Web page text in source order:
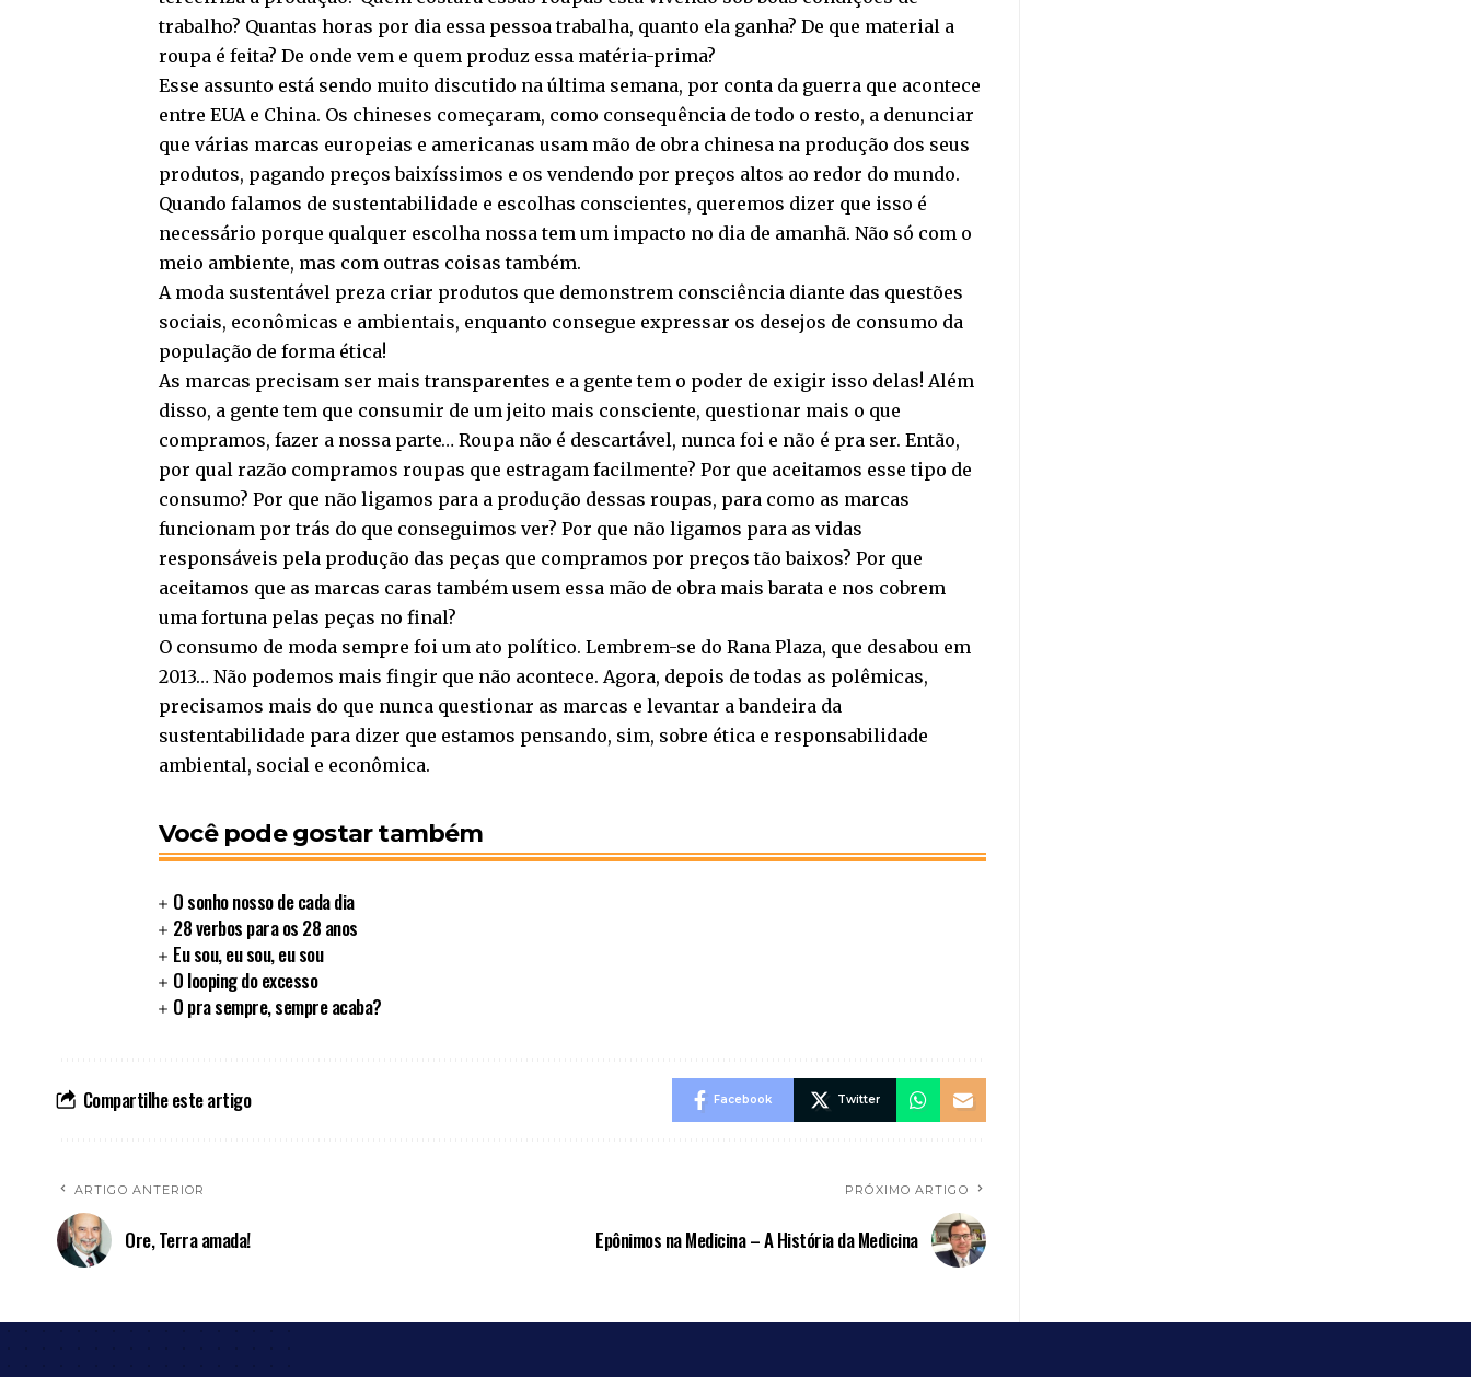
trabalho? Quantas horas por dia essa pessoa trabalha, quanto ela ganha? De que material a
roupa é feita? De onde vem e quem produz essa matéria-prima?
Esse assunto está sendo muito discutido na última semana, por conta da guerra que acontece
entre EUA e China. Os chineses começaram, como consequência de todo o resto, a denunciar
que várias marcas europeias e americanas usam mão de obra chinesa na produção dos seus
produtos, pagando preços baixíssimos e os vendendo por preços altos ao redor do mundo.
Quando falamos de sustentabilidade e escolhas conscientes, queremos dizer que isso é
necessário porque qualquer escolha nossa tem um impacto no dia de amanhã. Não só com o
meio ambiente, mas com outras coisas também.
A moda sustentável preza criar produtos que demonstrem consciência diante das questões
sociais, econômicas e ambientais, enquanto consegue expressar os desejos de consumo da
população de forma ética!
As marcas precisam ser mais transparentes e a gente tem o poder de exigir isso delas! Além
disso, a gente tem que consumir de um jeito mais consciente, questionar mais o que
compramos, fazer a nossa parte… Roupa não é descartável, nunca foi e não é pra ser. Então,
por qual razão compramos roupas que estragam facilmente? Por que aceitamos esse tipo de
consumo? Por que não ligamos para a produção dessas roupas, para como as marcas
funcionam por trás do que conseguimos ver? Por que não ligamos para as vidas
responsáveis pela produção das peças que compramos por preços tão baixos? Por que
aceitamos que as marcas caras também usem essa mão de obra mais barata e nos cobrem
uma fortuna pelas peças no final?
O consumo de moda sempre foi um ato político. Lembrem-se do Rana Plaza, que desabou em
2013… Não podemos mais fingir que não acontece. Agora, depois de todas as polêmicas,
precisamos mais do que nunca questionar as marcas e levantar a bandeira da
sustentabilidade para dizer que estamos pensando, sim, sobre ética e responsabilidade
ambiental, social e econômica.
Você pode gostar também
O sonho nosso de cada dia
28 verbos para os 28 anos
Eu sou, eu sou, eu sou
O looping do excesso
O pra sempre, sempre acaba?
Compartilhe este artigo Facebook Twitter
ARTIGO ANTERIOR
Ore, Terra amada!
PRÓXIMO ARTIGO
Epônimos na Medicina – A História da Medicina